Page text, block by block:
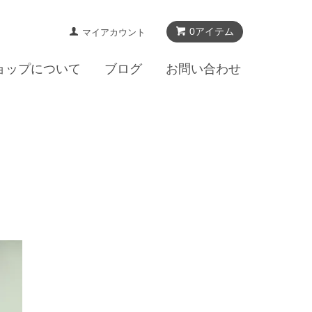
0アイテム
マイアカウント
ップについて ブログ お問い合わせ